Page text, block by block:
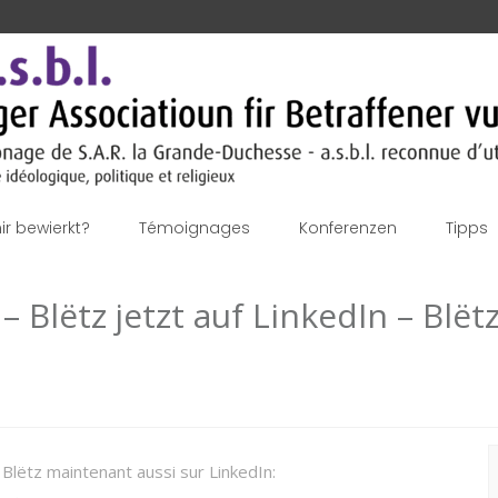
bewierkt? Témoignages Konferenzen Tipps
Blëtz jetzt auf LinkedIn –
maintenant aussi sur LinkedIn: